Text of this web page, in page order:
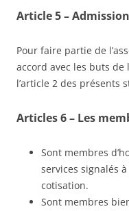
Article 5 – Admission
Pour faire partie de
accord avec les buts de
l’article 2 des présents
Articles 6 – Les
Sont membres
services signalés
cotisation.
Sont membres